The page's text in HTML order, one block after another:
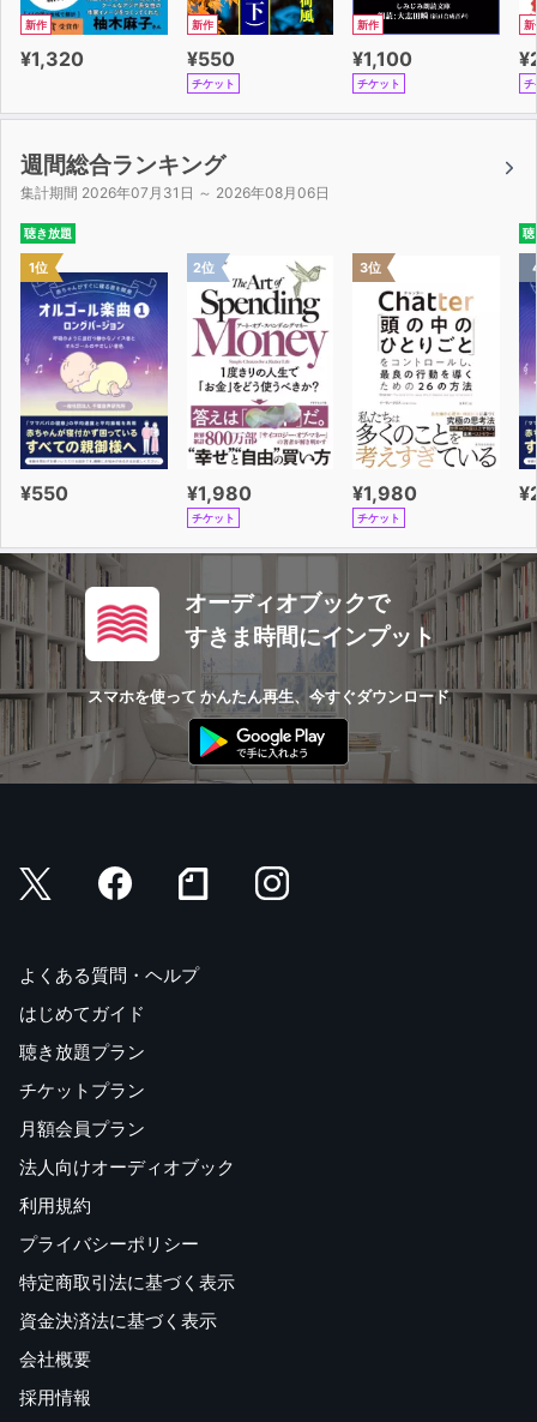
新作
¥1,320
新作
¥550
チケット
新作
¥1,100
チケット
新
チ
週間総合ランキング
集計期間 2026年07月31日 ～ 2026年08月06日
聴き放題
1位
¥550
2位
¥1,980
チケット
3位
¥1,980
チケット
聴
オーディオブックで
すきま時間にインプット
スマホを使って かんたん再生、今すぐダウンロード
よくある質問・ヘルプ
はじめてガイド
聴き放題プラン
チケットプラン
月額会員プラン
法人向けオーディオブック
利用規約
プライバシーポリシー
特定商取引法に基づく表示
資金決済法に基づく表示
会社概要
採用情報